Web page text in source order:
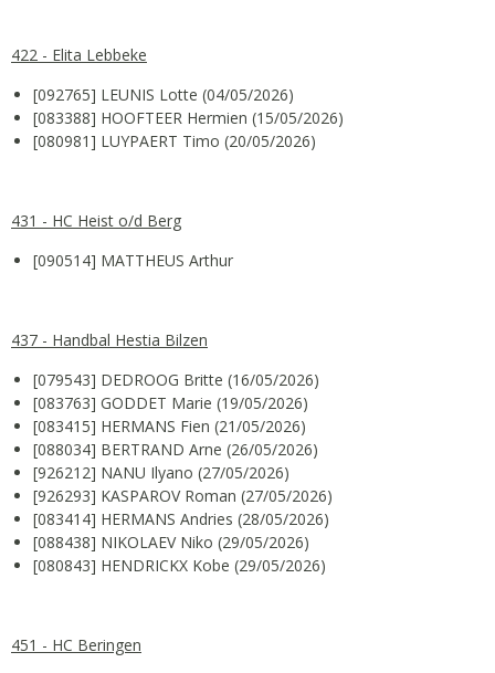
422 - Elita Lebbeke
[092765] LEUNIS Lotte (04/05/2026)
[083388] HOOFTEER Hermien (15/05/2026)
[080981] LUYPAERT Timo (20/05/2026)
431 - HC Heist o/d Berg
[090514] MATTHEUS Arthur
437 - Handbal Hestia Bilzen
[079543] DEDROOG Britte (16/05/2026)
[083763] GODDET Marie (19/05/2026)
[083415] HERMANS Fien (21/05/2026)
[088034] BERTRAND Arne (26/05/2026)
[926212] NANU Ilyano (27/05/2026)
[926293] KASPAROV Roman (27/05/2026)
[083414] HERMANS Andries (28/05/2026)
[088438] NIKOLAEV Niko (29/05/2026)
[080843] HENDRICKX Kobe (29/05/2026)
451 - HC Beringen